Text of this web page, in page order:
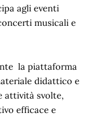
agli eventi
musicali e
la piattaforma
didattico e
attività svolte,
efficace e